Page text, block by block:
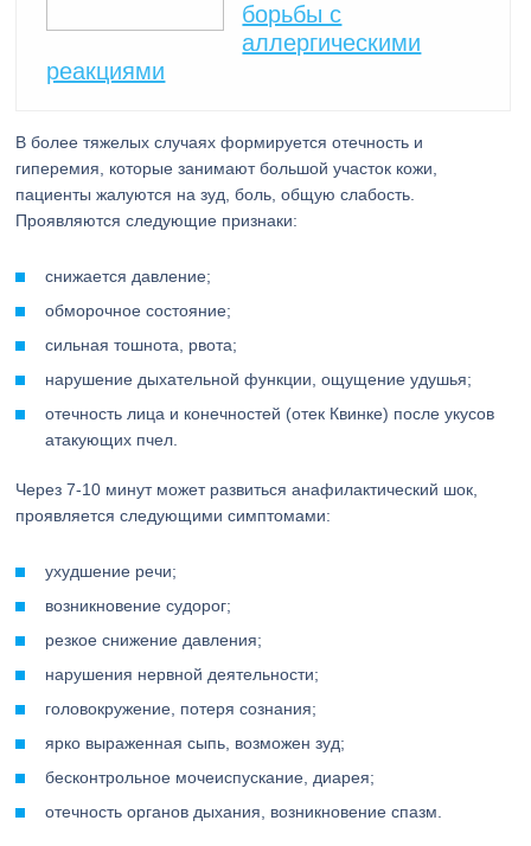
борьбы с
аллергическими
реакциями
В более тяжелых случаях формируется отечность и
гиперемия, которые занимают большой участок кожи,
пациенты жалуются на зуд, боль, общую слабость.
Проявляются следующие признаки:
снижается давление;
обморочное состояние;
сильная тошнота, рвота;
нарушение дыхательной функции, ощущение удушья;
отечность лица и конечностей (отек Квинке) после укусов
атакующих пчел.
Через 7-10 минут может развиться анафилактический шок,
проявляется следующими симптомами:
ухудшение речи;
возникновение судорог;
резкое снижение давления;
нарушения нервной деятельности;
головокружение, потеря сознания;
ярко выраженная сыпь, возможен зуд;
бесконтрольное мочеиспускание, диарея;
отечность органов дыхания, возникновение спазм.